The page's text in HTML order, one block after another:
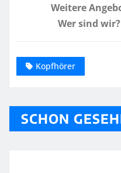
Weitere
Wer sind wir?
Kopfhörer
SCHON